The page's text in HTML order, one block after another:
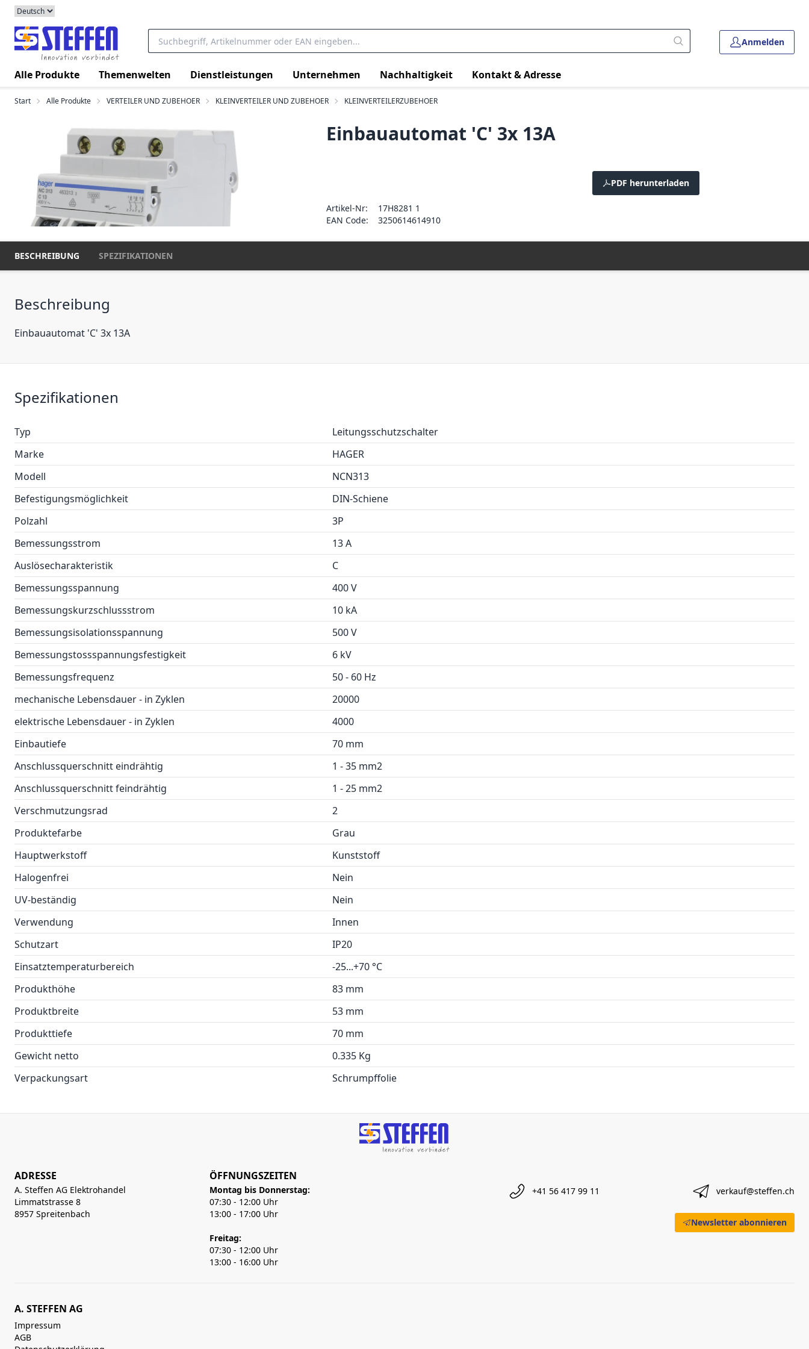
Anmelden
Alle Produkte Themenwelten Dienstleistungen Unternehmen Nachhaltigkeit Kontakt & Adresse
Start Alle Produkte VERTEILER UND ZUBEHOER KLEINVERTEILER UND ZUBEHOER KLEINVERTEILERZUBEHOER
Einbauautomat 'C' 3x 13A
PDF herunterladen
Artikel-Nr:
17H8281 1
EAN Code:
3250614614910
BESCHREIBUNG SPEZIFIKATIONEN
Beschreibung
Einbauautomat 'C' 3x 13A
Spezifikationen
Typ
Leitungsschutzschalter
Marke
HAGER
Modell
NCN313
Befestigungsmöglichkeit
DIN-Schiene
Polzahl
3P
Bemessungsstrom
13 A
Auslösecharakteristik
C
Bemessungsspannung
400 V
Bemessungskurzschlussstrom
10 kA
Bemessungsisolationsspannung
500 V
Bemessungstossspannungsfestigkeit
6 kV
Bemessungsfrequenz
50 - 60 Hz
mechanische Lebensdauer - in Zyklen
20000
elektrische Lebensdauer - in Zyklen
4000
Einbautiefe
70 mm
Anschlussquerschnitt eindrähtig
1 - 35 mm2
Anschlussquerschnitt feindrähtig
1 - 25 mm2
Verschmutzungsrad
2
Produktefarbe
Grau
Hauptwerkstoff
Kunststoff
Halogenfrei
Nein
UV-beständig
Nein
Verwendung
Innen
Schutzart
IP20
Einsatztemperaturbereich
-25...+70 °C
Produkthöhe
83 mm
Produktbreite
53 mm
Produkttiefe
70 mm
Gewicht netto
0.335 Kg
Verpackungsart
Schrumpffolie
ADRESSE
A. Steffen AG Elektrohandel
Limmatstrasse 8
8957 Spreitenbach
ÖFFNUNGSZEITEN
Montag bis Donnerstag:
07:30 - 12:00 Uhr
13:00 - 17:00 Uhr
Freitag:
07:30 - 12:00 Uhr
13:00 - 16:00 Uhr
+41 56 417 99 11 verkauf@steffen.ch
Newsletter abonnieren
A. STEFFEN AG
Impressum
AGB